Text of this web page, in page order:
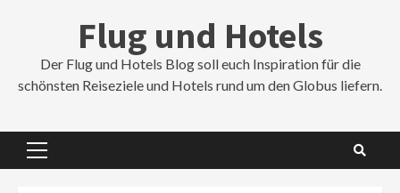
Flug und Hotels
Der Flug und Hotels Blog soll euch Inspiration für die
schönsten Reiseziele und Hotels rund um den Globus liefern.
Primary